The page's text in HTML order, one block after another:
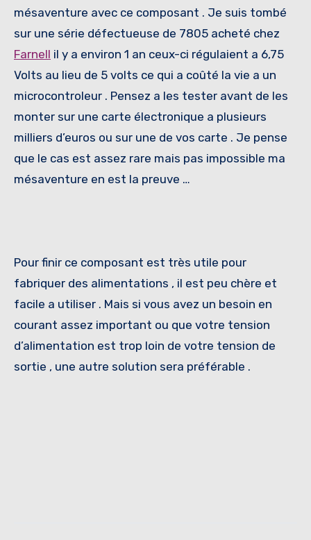
mésaventure avec ce composant . Je suis tombé
sur une série défectueuse de 7805 acheté chez
Farnell il y a environ 1 an ceux-ci régulaient a 6,75
Volts au lieu de 5 volts ce qui a coûté la vie a un
microcontroleur . Pensez a les tester avant de les
monter sur une carte électronique a plusieurs
milliers d’euros ou sur une de vos carte . Je pense
que le cas est assez rare mais pas impossible ma
mésaventure en est la preuve …
Pour finir ce composant est très utile pour
fabriquer des alimentations , il est peu chère et
facile a utiliser . Mais si vous avez un besoin en
courant assez important ou que votre tension
d’alimentation est trop loin de votre tension de
sortie , une autre solution sera préférable .